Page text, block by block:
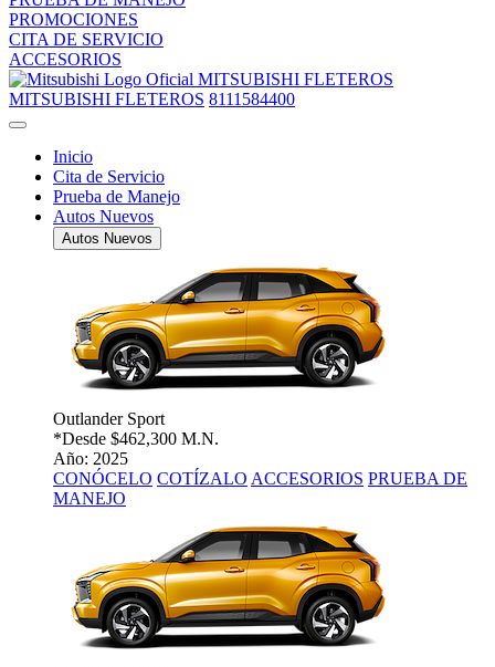
PROMOCIONES
CITA DE SERVICIO
ACCESORIOS
MITSUBISHI FLETEROS
MITSUBISHI FLETEROS 8111584400
Inicio
Cita de Servicio
Prueba de Manejo
Autos Nuevos
Autos Nuevos
Outlander Sport
*Desde $462,300 M.N.
Año: 2025
CONÓCELO COTÍZALO ACCESORIOS PRUEBA DE
MANEJO